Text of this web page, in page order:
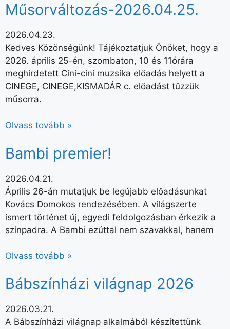
Műsorváltozás-2026.04.25.
2026.04.23.
Kedves Közönségünk! Tájékoztatjuk Önöket, hogy a
2026. április 25-én, szombaton, 10 és 11órára
meghirdetett Cini-cini muzsika előadás helyett a
CINEGE, CINEGE,KISMADÁR c. előadást tűzzük
műsorra.
Olvass tovább »
Bambi premier!
2026.04.21.
Április 26-án mutatjuk be legújabb előadásunkat
Kovács Domokos rendezésében. A világszerte
ismert történet új, egyedi feldolgozásban érkezik a
színpadra. A Bambi ezúttal nem szavakkal, hanem
Olvass tovább »
Bábszínházi világnap 2026
2026.03.21.
A Bábszínházi világnap alkalmából készítettünk